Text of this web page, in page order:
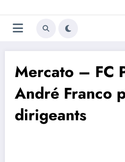
au
contenu
Mercato – FC
André Franco
dirigeants